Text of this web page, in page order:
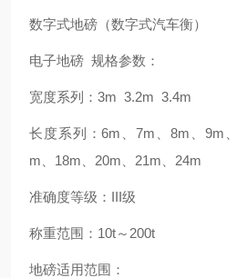
数字式地磅（数字式汽车衡）
电子地磅 规格参数：
宽度系列：3m 3.2m 3.4m
长度系列：6m、7m、8m、9m
m、18m、20m、21m、24m
准确度等级：III级
称重范围：10t～200t
地磅适用范围：